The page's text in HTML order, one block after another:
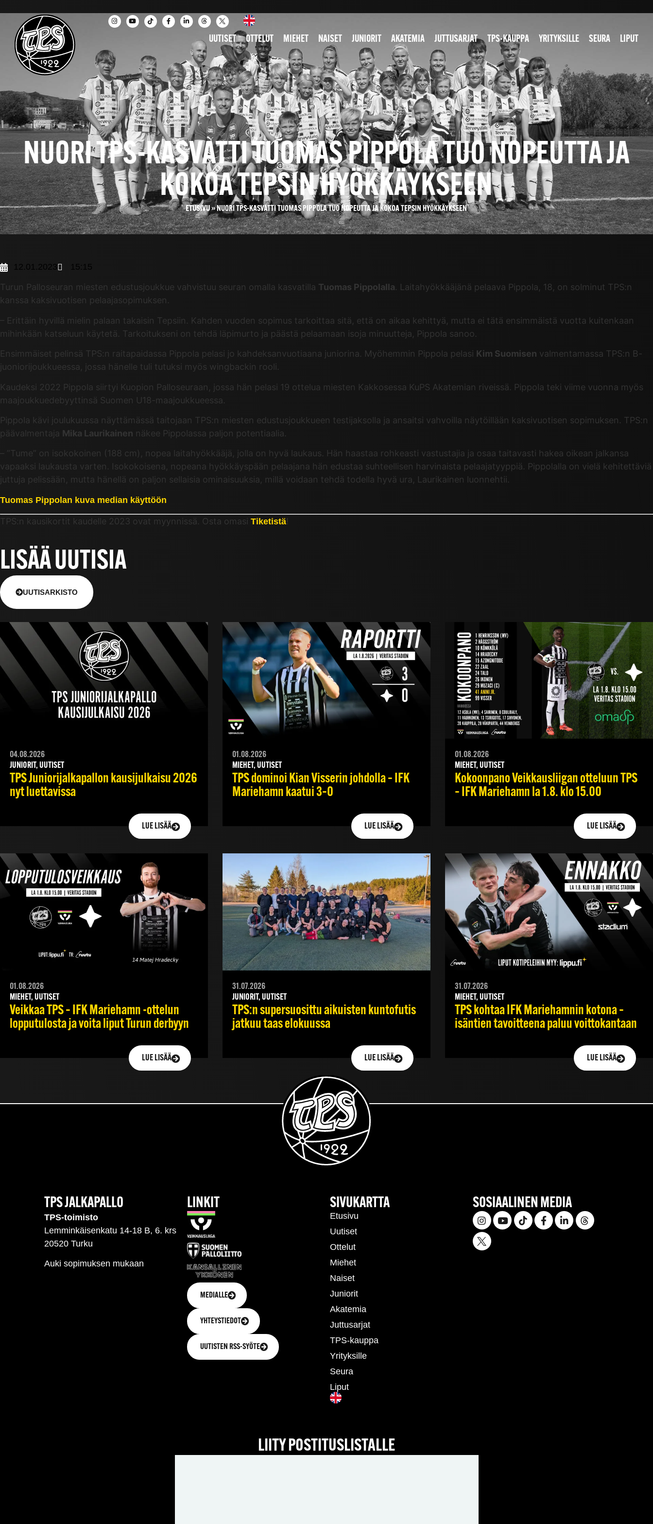
UUTISET OTTELUT MIEHET NAISET JUNIORIT AKATEMIA JUTTUSARJAT TPS-KAUPPA YRITYKSILLE SEURA LIPUT
NUORI TPS-KASVATTI TUOMAS PIPPOLA TUO NOPEUTTA JA
KOKOA TEPSIN HYÖKKÄYKSEEN
ETUSIVU»NUORI TPS-KASVATTI TUOMAS PIPPOLA TUO NOPEUTTA JA KOKOA TEPSIN HYÖKKÄYKSEEN
12.01.2023
Turun Palloseuran miesten edustusjoukkue vahvistuu seuran omalla kasvatilla Tuomas Pippolalla. Laitahyökkääjänä pelaava Pippola, 18, on solminut TPS:n
kanssa kaksivuotisen pelaajasopimuksen.
– Erittäin hyvillä mielin palaan takaisin Tepsiin. Kahden vuoden sopimus tarkoittaa sitä, että on aikaa kehittyä, mutta ei tätä ensimmäistä vuotta kuitenkaan
mihinkään katseluun käytetä. Tarkoitukseni on tehdä läpimurto ja päästä pelaamaan isoja minuutteja, Pippola sanoo.
Ensimmäiset pelinsä TPS:n raitapaidassa Pippola pelasi jo kahdeksanvuotiaana juniorina. Myöhemmin Pippola pelasi Kim Suomisen valmentamassa TPS:n B-
juoniorijoukkueessa, jossa hänelle tuli tutuksi myös wingbackin rooli.
Kaudeksi 2022 Pippola siirtyi Kuopion Palloseuraan, jossa hän pelasi 19 ottelua miesten Kakkosessa KuPS Akatemian riveissä. Pippola teki viime vuonna myös
maajoukkuedebyyttinsä Suomen U18-maajoukkueessa.
Pippola kävi joulukuussa näyttämässä taitojaan TPS:n miesten edustusjoukkueen testijaksolla ja ansaitsi vahvoilla näytöillään kaksivuotisen sopimuksen. TPS:n
päävalmentaja Mika Laurikainen näkee Pippolassa paljon potentiaalia.
– ”Tume” on isokokoinen (188 cm), nopea laitahyökkääjä, jolla on hyvä laukaus. Hän haastaa rohkeasti vastustajia ja osaa taitavasti hakea oikean jalkansa
vapaaksi laukausta varten. Isokokoisena, nopeana hyökkäyspään pelaajana hän edustaa suhteellisen harvinaista pelaajatyyppiä. Pippolalla on vielä kehitettäviä
juttuja pelissään, mutta hänellä on paljon sellaisia ominaisuuksia, millä voidaan tehdä todella hyvä ura, Laurikainen luonnehtii.
Tuomas Pippolan kuva median käyttöön
TPS:n kausikortit kaudelle 2023 ovat myynnissä. Osta omasi Tiketistä!
LISÄÄ UUTISIA
UUTISARKISTO
04.08.2026
JUNIORIT, UUTISET
TPS Juniorijalkapallon kausijulkaisu 2026
nyt luettavissa
LUE LISÄÄ
01.08.2026
MIEHET, UUTISET
TPS dominoi Kian Visserin johdolla – IFK
Mariehamn kaatui 3–0
LUE LISÄÄ
01.08.2026
MIEHET, UUTISET
Kokoonpano Veikkausliigan otteluun TPS
– IFK Mariehamn la 1.8. klo 15.00
LUE LISÄÄ
01.08.2026
MIEHET, UUTISET
Veikkaa TPS – IFK Mariehamn -ottelun
lopputulosta ja voita liput Turun derbyyn
LUE LISÄÄ
31.07.2026
JUNIORIT, UUTISET
TPS:n supersuosittu aikuisten kuntofutis
jatkuu taas elokuussa
LUE LISÄÄ
31.07.2026
MIEHET, UUTISET
TPS kohtaa IFK Mariehamnin kotona –
isäntien tavoitteena paluu voittokantaan
LUE LISÄÄ
TPS JALKAPALLO
TPS-toimisto
Lemminkäisenkatu 14-18 B, 6. krs
20520 Turku
Auki sopimuksen mukaan
LINKIT
MEDIALLE
YHTEYSTIEDOT
UUTISTEN RSS-SYÖTE
SIVUKARTTA
Etusivu
Uutiset
Ottelut
Miehet
Naiset
Juniorit
Akatemia
Juttusarjat
TPS-kauppa
Yrityksille
Seura
Liput
SOSIAALINEN MEDIA
LIITY POSTITUSLISTALLE